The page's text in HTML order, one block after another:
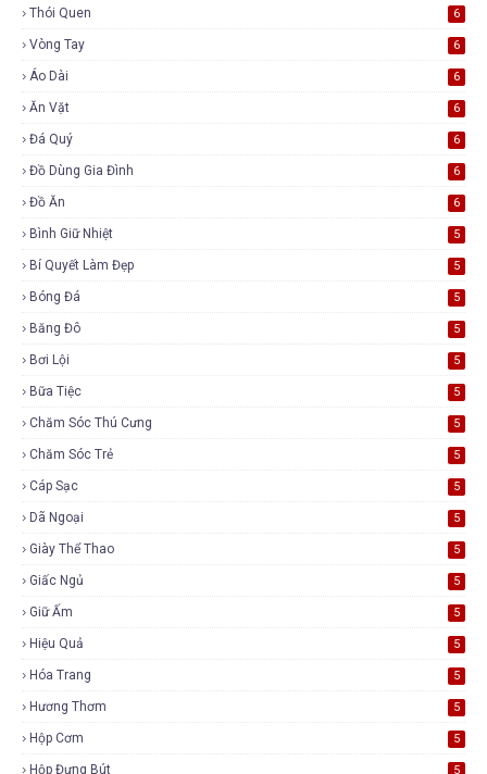
Thói Quen 6
Vòng Tay 6
Áo Dài 6
Ăn Vặt 6
Đá Quý 6
Đồ Dùng Gia Đình 6
Đồ Ăn 6
Bình Giữ Nhiệt 5
Bí Quyết Làm Đẹp 5
Bóng Đá 5
Băng Đô 5
Bơi Lội 5
Bữa Tiệc 5
Chăm Sóc Thú Cưng 5
Chăm Sóc Trẻ 5
Cáp Sạc 5
Dã Ngoại 5
Giày Thể Thao 5
Giấc Ngủ 5
Giữ Ấm 5
Hiệu Quả 5
Hóa Trang 5
Hương Thơm 5
Hộp Cơm 5
Hộp Đựng Bút 5